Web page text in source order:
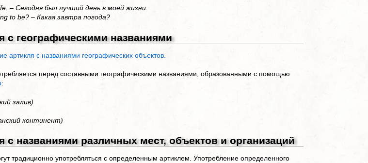
– Сегодня был лучший день в моей жизни.
to be? – Какая завтра погода?
с географическими названиями
артикля с названиями географических объектов.
перед составными географическими названиями, образованными с помощью
:
залив)
континент)
с названиями различных мест, объектов и организаций
традиционно употребляться с определенным артиклем. Употребление определенного